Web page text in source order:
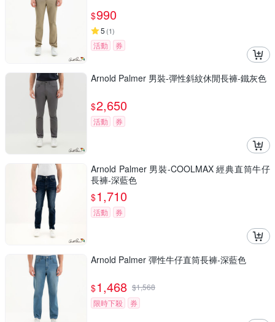
$990
5 (1)
活動 券
Arnold Palmer 男裝-彈性斜紋休閒長褲-鐵灰色
$2,650
活動 券
Arnold Palmer 男裝-COOLMAX 經典直筒牛仔
長褲-深藍色
$1,710
活動 券
Arnold Palmer 彈性牛仔直筒長褲-深藍色
$1,468 $1,568
限時下殺
券